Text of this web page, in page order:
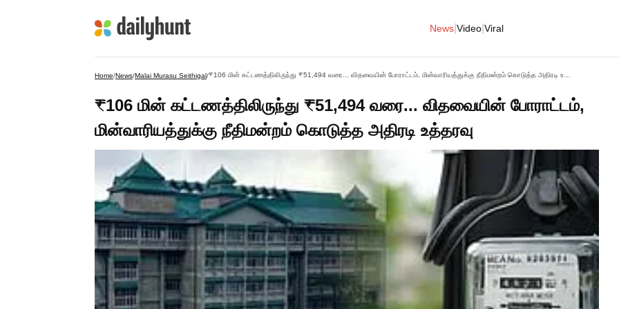
News Video Viral
Home/News/Malai Murasu Seithigal/
₹106 மின் கட்டணத்திலிருந்து ₹51,494 வரை... விதவையின் போராட்டம்,
மின்வாரியத்துக்கு நீதிமன்றம் கொடுத்த அதிரடி உத்தரவு